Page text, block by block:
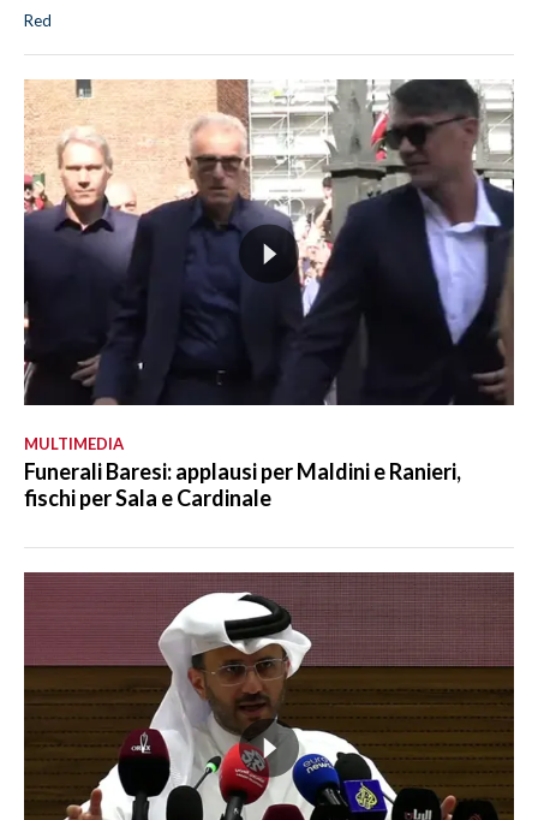
Red
MULTIMEDIA
Funerali Baresi: applausi per Maldini e Ranieri,
fischi per Sala e Cardinale